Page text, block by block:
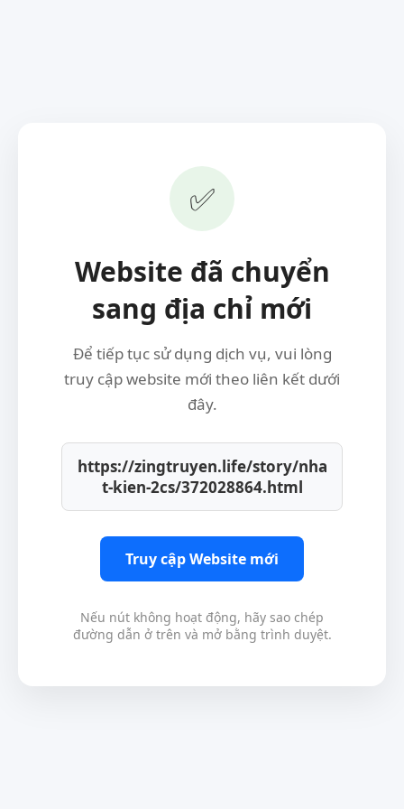
✅
Website đã chuyển
sang địa chỉ mới
Để tiếp tục sử dụng dịch vụ, vui lòng
truy cập website mới theo liên kết dưới
đây.
https://zingtruyen.life/story/nha
t-kien-2cs/372028864.html
Truy cập Website mới
Nếu nút không hoạt động, hãy sao chép
đường dẫn ở trên và mở bằng trình duyệt.